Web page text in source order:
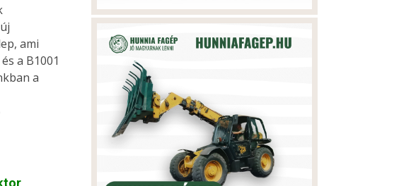
ami
és a B1001
a